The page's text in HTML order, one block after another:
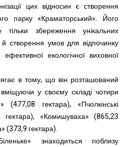
цих відносин є створення
парку «Краматорський». Його
тільки збереження унікальних
створення умов для відпочинку
екологічної виховної
в тому, що він розташований
у своєму складі чотири
(477,08 гектара), «Пчолкінські
гектара), «Комишуваха» (865,23
(373,9 гектара).
знаходиться поблизу